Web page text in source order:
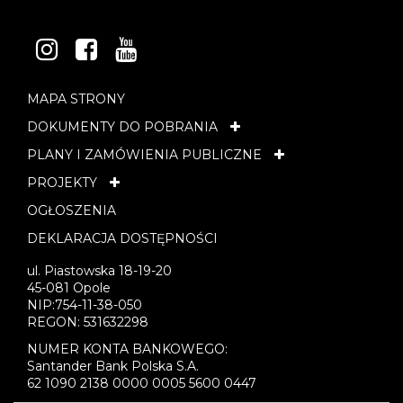
INSTAGRAM
FACEBOOK
YOUTUBE
MAPA STRONY
DOKUMENTY DO POBRANIA
PLANY I ZAMÓWIENIA PUBLICZNE
PROJEKTY
OGŁOSZENIA
DEKLARACJA DOSTĘPNOŚCI
ul. Piastowska 18-19-20
45-081 Opole
NIP:754-11-38-050
REGON: 531632298
NUMER KONTA BANKOWEGO:
Santander Bank Polska S.A.
62 1090 2138 0000 0005 5600 0447